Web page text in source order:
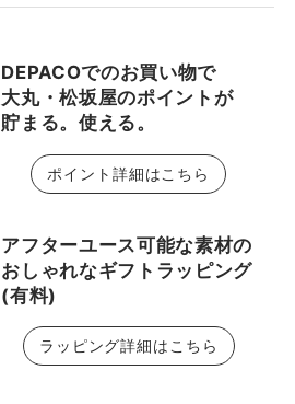
DEPACOでのお買い物で
大丸・松坂屋のポイントが
貯まる。使える。
ポイント詳細はこちら
アフターユース可能な素材の
おしゃれなギフトラッピング
(有料)
ラッピング詳細はこちら